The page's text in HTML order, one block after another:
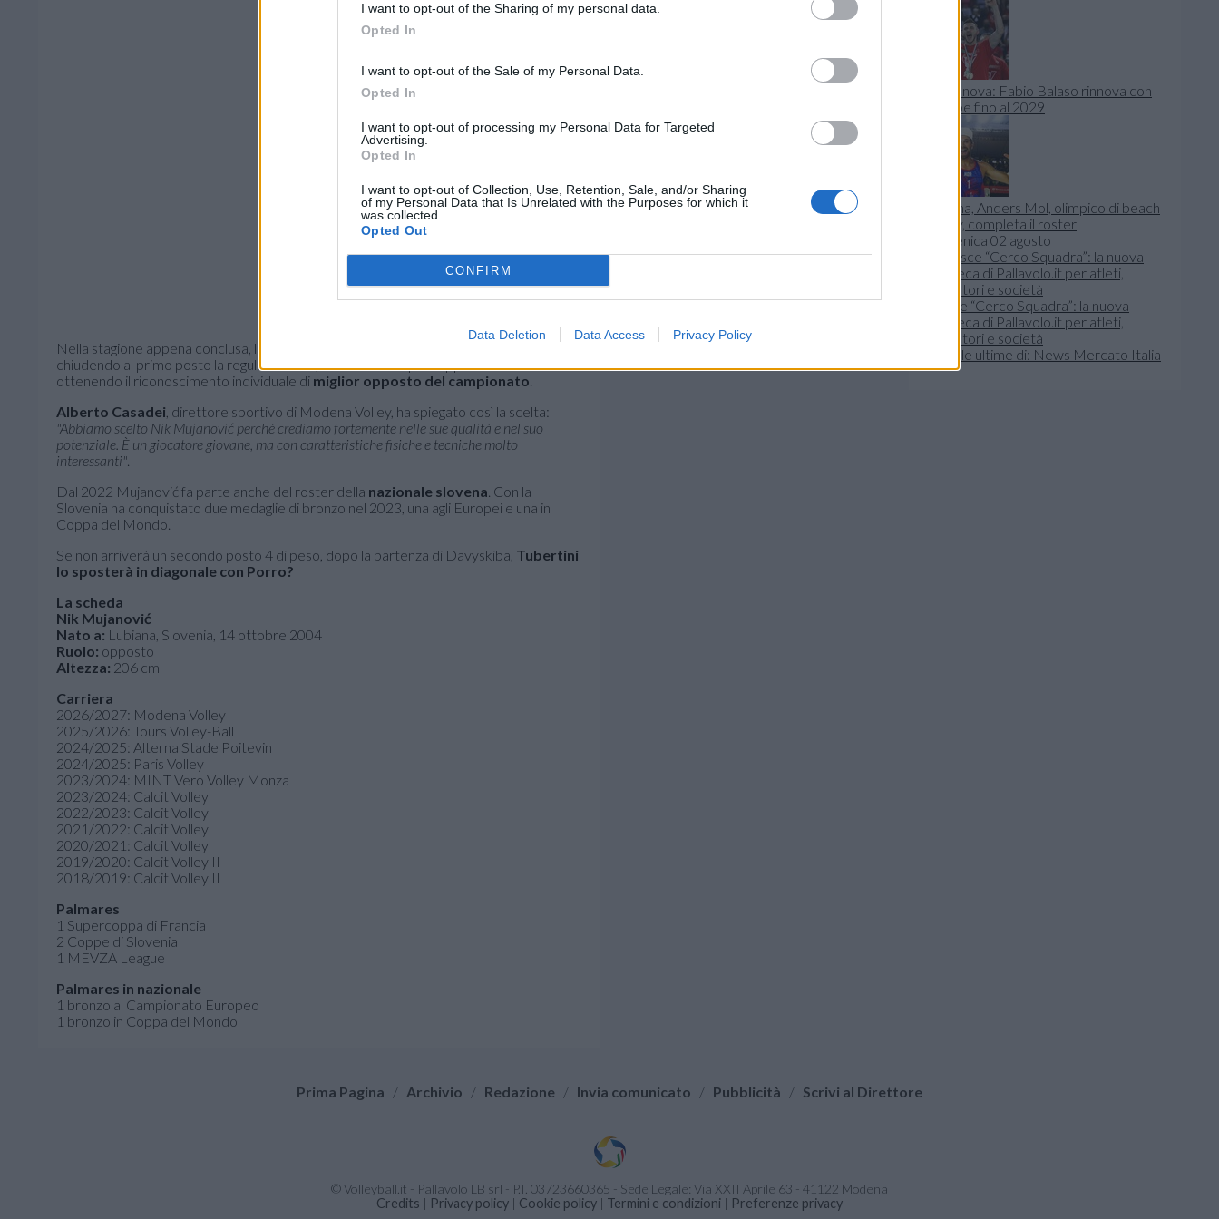
I want to opt-out of the Sharing of my personal data.
Opted In
I want to opt-out of the Sale of my Personal Data.
Opted In
I want to opt-out of processing my Personal Data for Targeted
Advertising.
Opted In
I want to opt-out of Collection, Use, Retention, Sale, and/or Sharing
of my Personal Data that Is Unrelated with the Purposes for which it
was collected.
Opted Out
CONFIRM
Data Deletion Data Access Privacy Policy
Nella stagione appena conclusa, l'opposto sloveno ha giocato con il Tours Volley-Ball
chiudendo al primo posto la regular season, vincendo la Supercoppa di Francia e
ottenendo il riconoscimento individuale di miglior opposto del campionato.
Alberto Casadei , direttore sportivo di Modena Volley, ha spiegato così la scelta:
"Abbiamo scelto Nik Mujanović perché crediamo fortemente nelle sue qualità e nel suo
potenziale. È un giocatore giovane, ma con caratteristiche fisiche e tecniche molto
interessanti".
Dal 2022 Mujanović fa parte anche del roster della nazionale slovena. Con la
Slovenia ha conquistato due medaglie di bronzo nel 2023, una agli Europei e una in
Coppa del Mondo.
Se non arriverà un secondo posto 4 di peso, dopo la partenza di Davyskiba, Tubertini
lo sposterà in diagonale con Porro?
La scheda
Nik Mujanović
Nato a: Lubiana, Slovenia, 14 ottobre 2004
Ruolo: opposto
Altezza: 206 cm
Carriera
2026/2027: Modena Volley
2025/2026: Tours Volley-Ball
2024/2025: Alterna Stade Poitevin
2024/2025: Paris Volley
2023/2024: MINT Vero Volley Monza
2023/2024: Calcit Volley
2022/2023: Calcit Volley
2021/2022: Calcit Volley
2020/2021: Calcit Volley
2019/2020: Calcit Volley II
2018/2019: Calcit Volley II
Palmares
1 Supercoppa di Francia
2 Coppe di Slovenia
1 MEVZA League
Palmares in nazionale
1 bronzo al Campionato Europeo
1 bronzo in Coppa del Mondo
Civitanova: Fabio Balaso rinnova con
la Lube fino al 2029
Verona, Anders Mol, olimpico di beach
volley, completa il roster
domenica 02 agosto
Nasce “Cerco Squadra”: la nuova
bacheca di Pallavolo.it per atleti,
allenatori e società
Leggi le ultime di: News Mercato Italia
Prima Pagina / Archivio / Redazione / Invia comunicato / Pubblicità / Scrivi al Direttore
© Volleyball.it - Pallavolo LB srl - P.I. 03723660365 - Sede Legale: Via XXII Aprile 63 - 41122 Modena
Credits | Privacy policy | Cookie policy | Termini e condizioni | Preferenze privacy